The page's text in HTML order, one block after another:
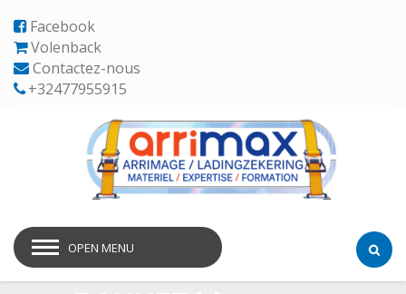
Facebook
Volenback
Contactez-nous
+32477955915
OPEN MENU